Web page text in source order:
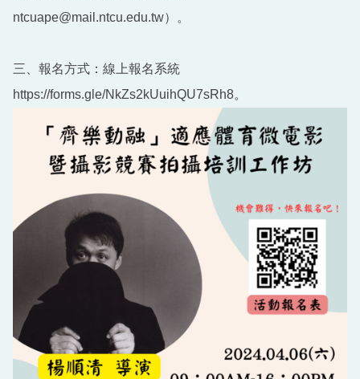
ntcuape@mail.ntcu.edu.tw）。
三、報名方式：線上報名系統
https://forms.gle/NkZs2kUuihQU7sRh8。